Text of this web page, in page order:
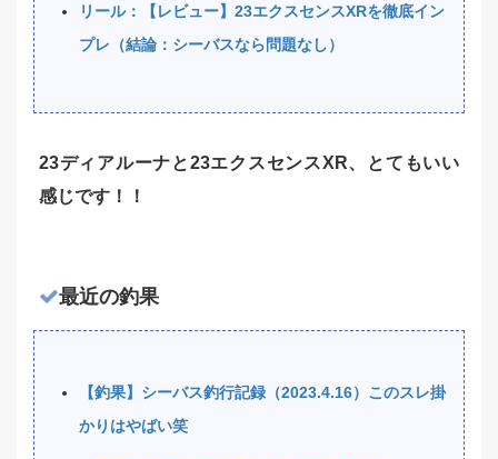
リール：【レビュー】23エクスセンスXRを徹底イン
プレ（結論：シーバスなら問題なし）
23ディアルーナと23エクスセンスXR、とてもいい
感じです！！
最近の釣果
【釣果】シーバス釣行記録（2023.4.16）このスレ掛
かりはやばい笑